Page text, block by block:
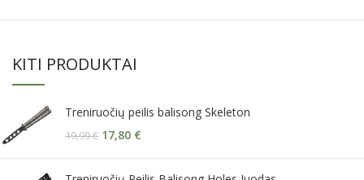
KITI PRODUKTAI
Treniruočių peilis balisong Skeleton
19,99€ 17,80 €